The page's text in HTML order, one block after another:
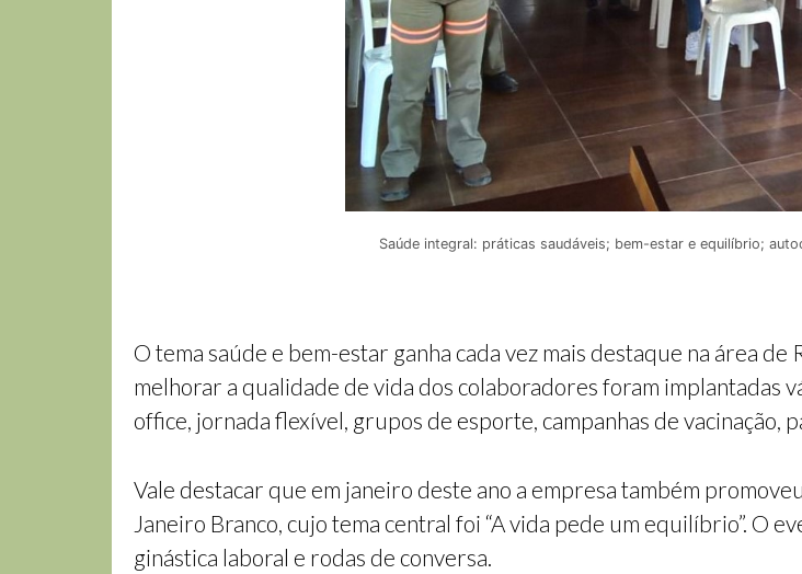
Saúde integral: práticas saudáveis; bem-estar e equilíbrio;
O tema saúde e bem-estar ganha cada vez mais destaque na área
melhorar a qualidade de vida dos colaboradores foram implantadas
office, jornada flexível, grupos de esporte, campanhas de vacinação,
Vale destacar que em janeiro deste ano a empresa também
Janeiro Branco, cujo tema central foi “A vida pede um equilíbrio”. O
ginástica laboral e rodas de conversa.